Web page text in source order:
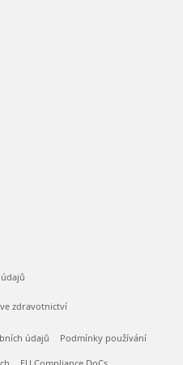
zdravotnictví
údajů Podmínky používání